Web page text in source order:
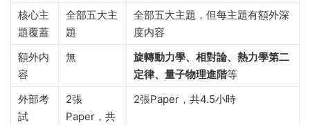
核心主
題覆蓋
全部五大主
題
全部五大主題，但每主題有額外深
度内容
額外内
容
無
旋轉動力學、相對論、熱力學第二
定律、量子物理進階等
外部考
試
2張
Paper，共
2張Paper，共4.5小時